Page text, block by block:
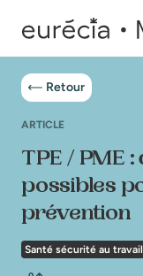
Retour
ARTICLE
TPE / PME
possibles
prévention
Santé sécurité au travail